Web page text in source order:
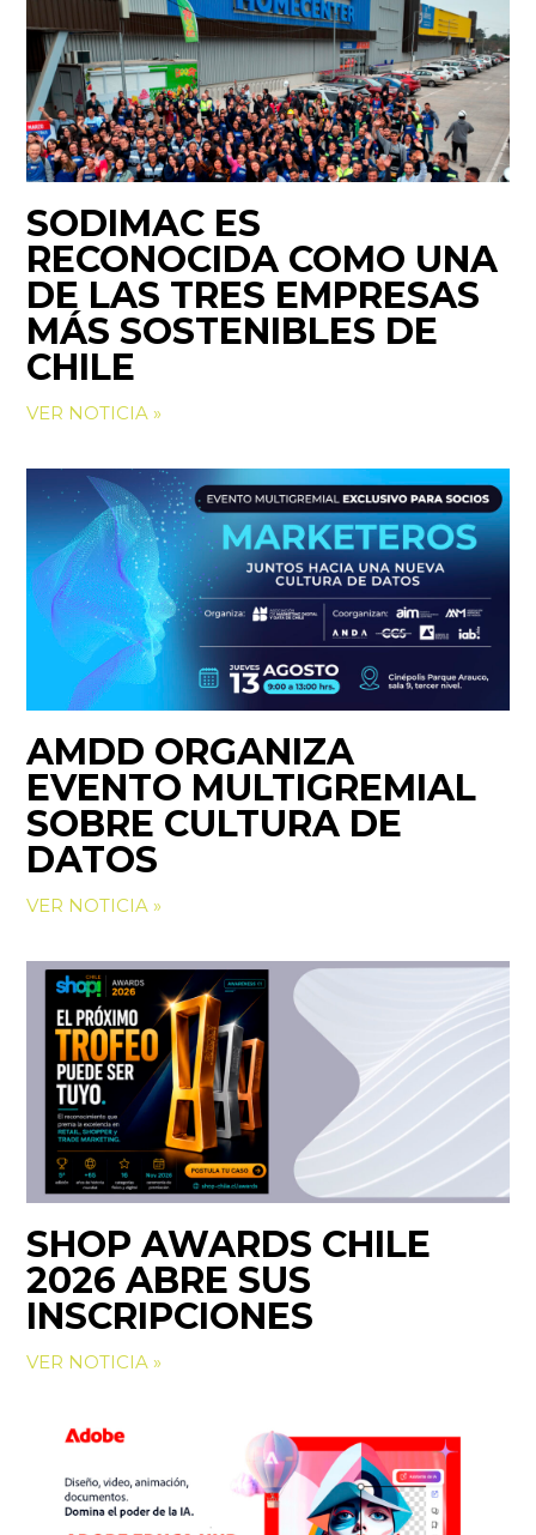
SODIMAC ES
RECONOCIDA COMO UNA
DE LAS TRES EMPRESAS
MÁS SOSTENIBLES DE
CHILE
VER NOTICIA »
AMDD ORGANIZA
EVENTO MULTIGREMIAL
SOBRE CULTURA DE
DATOS
VER NOTICIA »
SHOP AWARDS CHILE
2026 ABRE SUS
INSCRIPCIONES
VER NOTICIA »